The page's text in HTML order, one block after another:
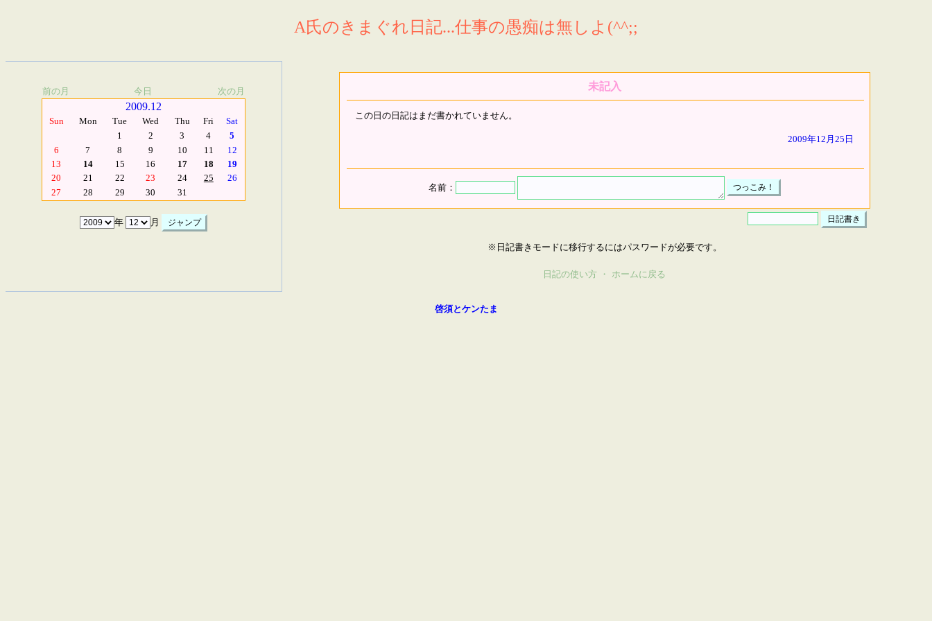
A氏のきまぐれ日記...仕事の愚痴は無しよ(^^;;
前の月 今日 次の月
2009.12
Sun Mon Tue Wed Thu Fri
Sat
1
2 3 4
5
6
7 8 9 10 11
12
13
14 15 16 17 18
19
20
21 22 23 24 25
26
27
28 29 30 31
年 月
未記入
この日の日記はまだ書かれていません。
2009年12月25日
名前：
※日記書きモードに移行するにはパスワードが必要です。
日記の使い方 ・ ホームに戻る
啓須とケンたま